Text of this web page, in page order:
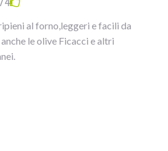
al forno,leggeri e facili da
le olive Ficacci e altri